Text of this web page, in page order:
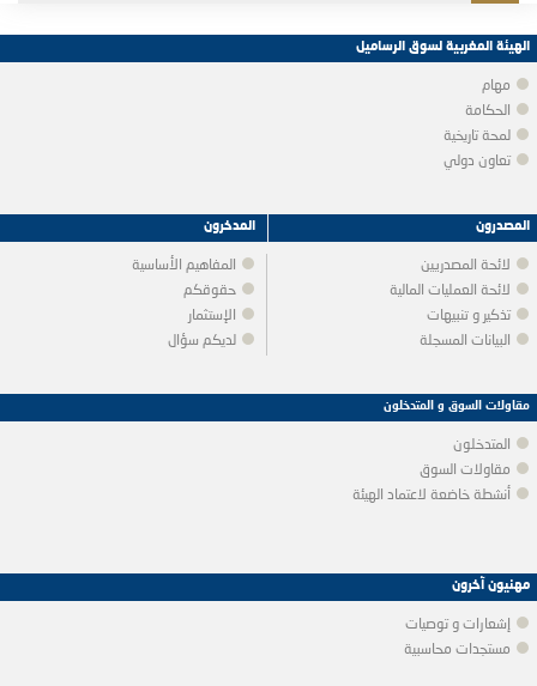
الهيئة المغربية لسوق الرساميل
مهام
الحكامة
لمحة تاريخية
تعاون دولي
المدخرون
المفاهيم الأساسية
حقوقكم
الإستثمار
لديكم سؤال
المصدرون
لائحة المصدريين
لائحة العمليات المالية
تذكير و تنبيهات
البيانات المسجلة
مقاولات السوق و المتدخلون
المتدخلون
مقاولات السوق
أنشطة خاضعة لاعتماد الهيئة
مهنيون آخرون
إشعارات و توصيات
مستجدات محاسبية